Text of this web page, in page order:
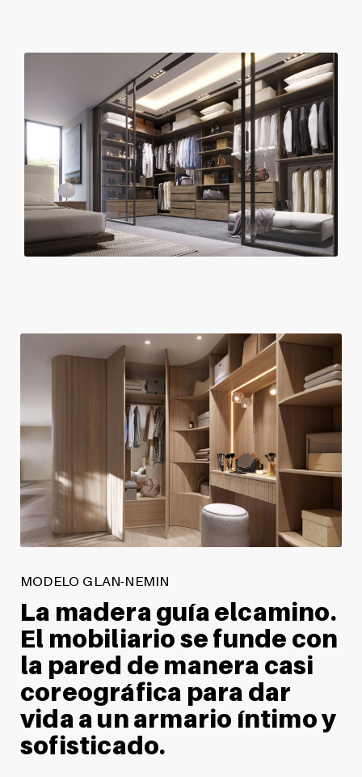
MODELO GLAN-NEMIN
La madera guía elcamino.
El mobiliario se funde con
la pared de manera casi
coreográfica para dar
vida a un armario íntimo y
sofisticado.